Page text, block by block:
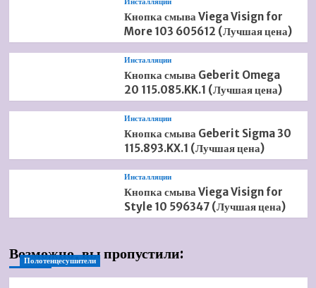
Кнопка смыва Viega Visign for
More 103 605612 (Лучшая цена)
Инсталляции
Кнопка смыва Geberit Omega
20 115.085.KK.1 (Лучшая цена)
Инсталляции
Кнопка смыва Geberit Sigma 30
115.893.KX.1 (Лучшая цена)
Инсталляции
Кнопка смыва Viega Visign for
Style 10 596347 (Лучшая цена)
Возможно, вы пропустили:
Полотенцесушители